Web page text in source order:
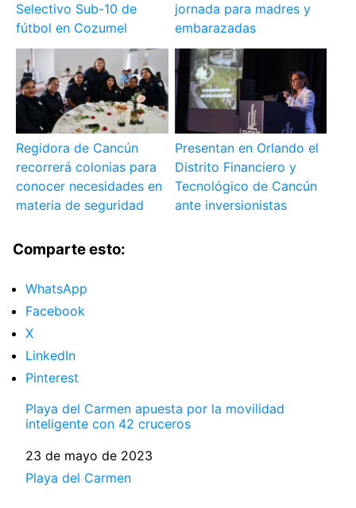
Selectivo Sub-10 de
fútbol en Cozumel
jornada para madres y
embarazadas
Regidora de Cancún
recorrerá colonias para
conocer necesidades en
materia de seguridad
Presentan en Orlando el
Distrito Financiero y
Tecnológico de Cancún
ante inversionistas
Comparte esto:
WhatsApp
Facebook
X
LinkedIn
Pinterest
Playa del Carmen apuesta por la movilidad
inteligente con 42 cruceros
Fecha
23 de mayo de 2023
Respecto a
Playa del Carmen